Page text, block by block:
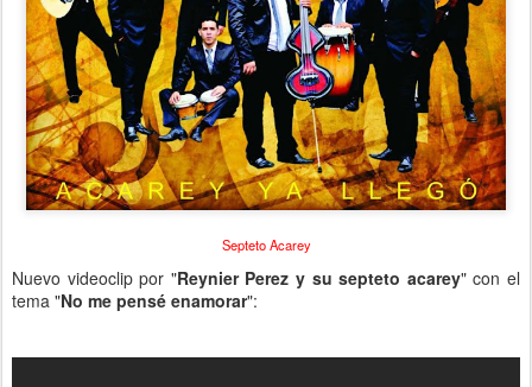
Septeto Acarey
Nuevo videoclip por "Reynier Perez y su septeto acarey" con el
tema "No me pensé enamorar":